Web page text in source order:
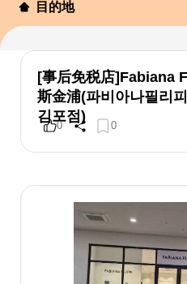
目的地
[事后免税店]Fabiana
斯金浦(파비아나필리
김포점)
0 0